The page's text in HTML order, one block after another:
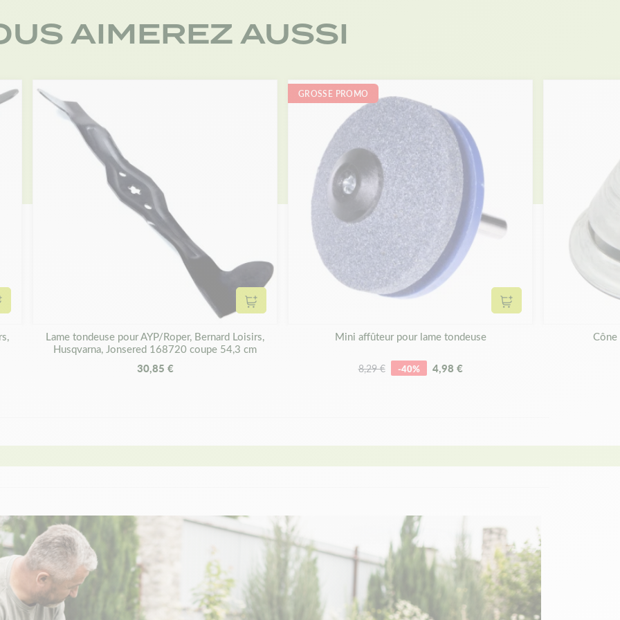
AIMEREZ AUSSI
au panier Ajouter au panier
Lame tondeuse pour AYP/Roper, Bernard Loisirs,
Husqvarna, Jonsered 168720 coupe 54,3 cm
30,85 €
GROSSE PROMO
Ajouter au panier
Mini affûteur pour lame tondeuse
8,29 € -40% 4,98 €
Cône